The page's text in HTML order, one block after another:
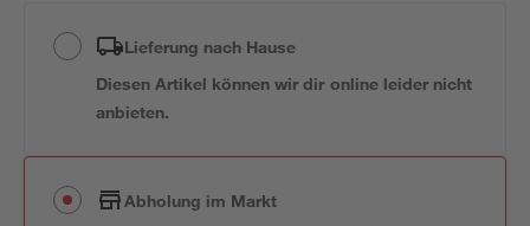
Lieferung nach Hause
Diesen Artikel können wir dir online leider nicht
anbieten.
Abholung im Markt